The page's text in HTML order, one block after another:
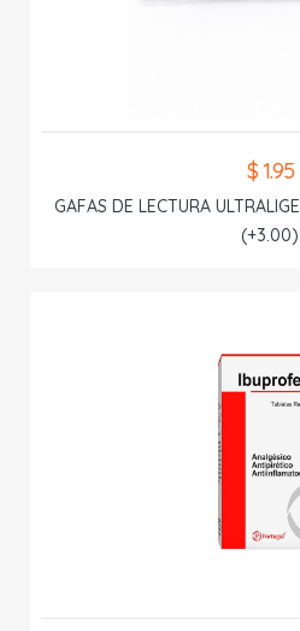
$ 1.95
GAFAS DE LECTURA
(+3.00)